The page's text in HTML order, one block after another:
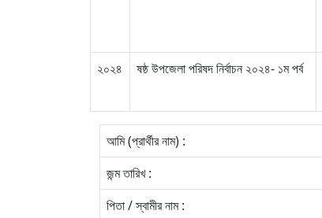
২০২৪ ষষ্ঠ উপজেলা পরিষদ নির্বাচন ২০২৪- ১ম পর্ব
আমি (প্রার্থীর নাম) :
জন্ম তারিখ :
পিতা / স্বামীর নাম :